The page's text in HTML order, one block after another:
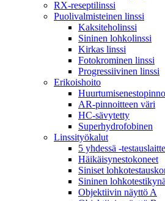
RX-reseptilinssi
Puolivalmisteinen linssi
Kaksiteholinssi
Sininen lohkolinssi
Kirkas linssi
Fotokrominen linssi
Progressiivinen linssi
Erikoishoito
AR-pinnoitteen väri
HC-sävytetty
Superhydrofobinen
Linssityökalut
5 yhdessä -
Häikäisynestokoneet
Siniset
Sininen lohkotestikynä
Objektiivin näyttö A